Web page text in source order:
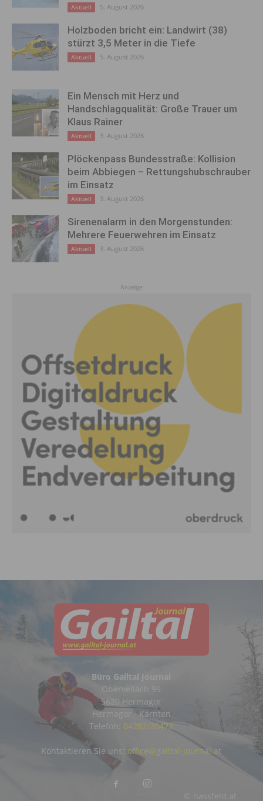
Aktuell 5. August 2026
Holzboden bricht ein: Landwirt (38)
stürzt 3,5 Meter in die Tiefe
Aktuell 5. August 2026
Ein Mensch mit Herz und
Handschlagqualität: Große Trauer um
Klaus Rainer
Aktuell 3. August 2026
Plöckenpass Bundesstraße: Kollision
beim Abbiegen – Rettungshubschrauber
im Einsatz
Aktuell 3. August 2026
Sirenenalarm in den Morgenstunden:
Mehrere Feuerwehren im Einsatz
Aktuell 3. August 2026
Anzeige
Büro Gailtal Journal
Obervellach 99
9620 Hermagor
Hermagor - Kärnten
Telefon: 04282/20472
© nassfeld.at
Kontaktieren Sie uns: office@gailtal-journal.at